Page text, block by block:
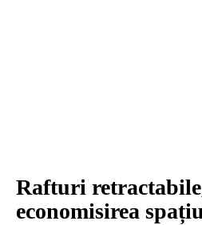
Rafturi
economisirea